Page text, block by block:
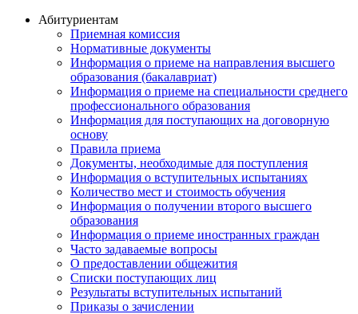
Абитуриентам
Приемная комиссия
Нормативные документы
Информация о приеме на направления высшего
образования (бакалавриат)
Информация о приеме на специальности среднего
профессионального образования
Информация для поступающих на договорную
основу
Правила приема
Документы, необходимые для поступления
Информация о вступительных испытаниях
Количество мест и стоимость обучения
Информация о получении второго высшего
образования
Информация о приеме иностранных граждан
Часто задаваемые вопросы
О предоставлении общежития
Списки поступающих лиц
Результаты вступительных испытаний
Приказы о зачислении